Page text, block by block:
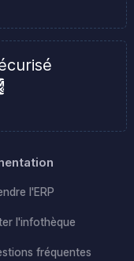
l'ERP
l'infothèque
fréquentes